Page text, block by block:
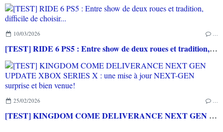
10/03/2026 …
[TEST] RIDE 6 PS5 : Entre show de deux roues et tradition, difficile de choisir...
25/02/2026 …
[TEST] KINGDOM COME DELIVERANCE NEXT GEN UPDATE XBOX SERIES X : une mise à jour NEXT-GEN surprise et bien venue!